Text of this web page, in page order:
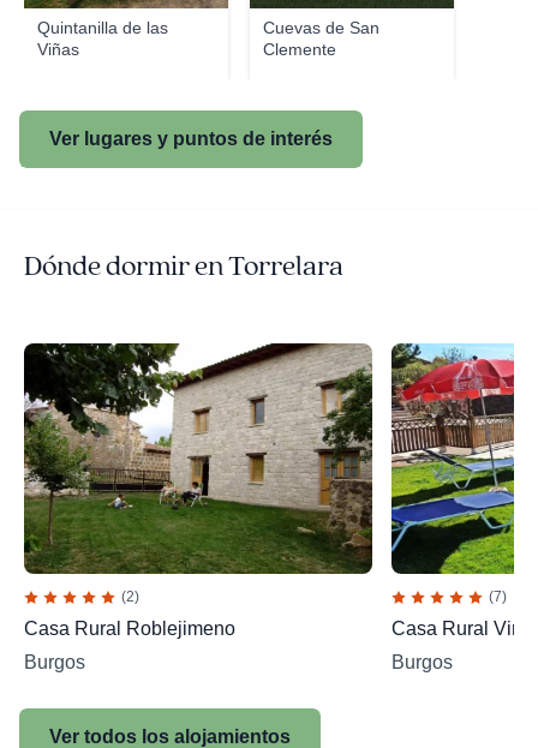
Quintanilla de las
Viñas
Cuevas de San
Clemente
Ver lugares y puntos de interés
Dónde dormir en Torrelara
(2)
Casa Rural Roblejimeno
Burgos
(7)
Casa Rural
Burgos
Ver todos los alojamientos